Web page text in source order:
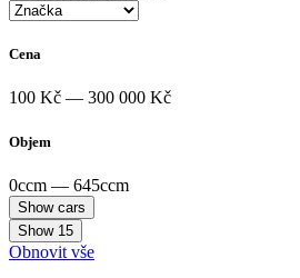
Cena
100 Kč — 300 000 Kč
Objem
0ccm — 645ccm
Show 15
Obnovit vše